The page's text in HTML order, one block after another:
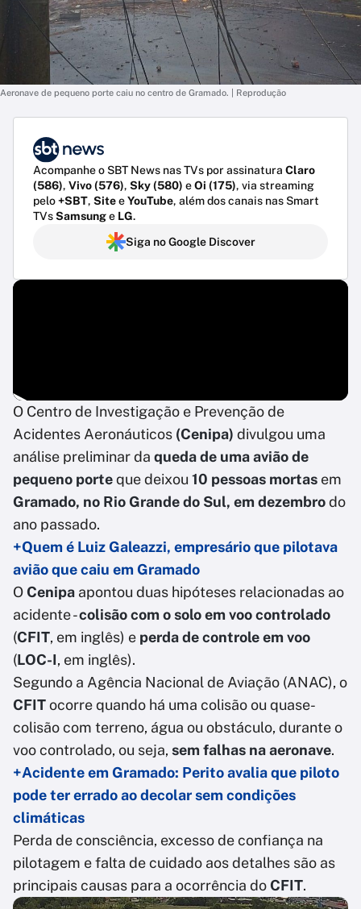
Aeronave de pequeno porte caiu no centro de Gramado. | Reprodução
Acompanhe o SBT News nas TVs por assinatura Claro
(586), Vivo (576), Sky (580) eOi (175), via streaming
pelo+SBT, SiteeYouTube, além dos canais nas Smart
TVsSamsunge LG.
Siga no Google Discover
O Centro de Investigação e Prevenção de
Acidentes Aeronáuticos (Cenipa) divulgou uma
análise preliminar da queda de uma avião de
pequeno porteque deixou 10 pessoas mortas em
Gramado, no Rio Grande do Sul, em dezembrodo
ano passado.
+Quem é Luiz Galeazzi, empresário que pilotava
avião que caiu em Gramado
OCenipa apontou duas hipóteses relacionadas ao
acidente -colisão com o solo em voo controlado
(CFIT, em inglês) e perda de controle em voo
(LOC-I, em inglês).
Segundo a Agência Nacional de Aviação (ANAC), o
CFITocorre quando há uma colisão ou quase-
colisão com terreno, água ou obstáculo, durante o
voo controlado, ou seja, sem falhas na aeronave.
+Acidente em Gramado: Perito avalia que piloto
pode ter errado ao decolar sem condições
climáticas
Perda de consciência, excesso de confiança na
pilotagem e falta de cuidado aos detalhes são as
principais causas para a ocorrência doCFIT.